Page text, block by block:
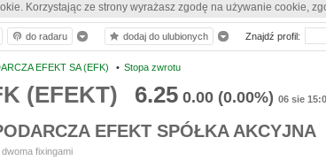
Korzystając ze strony wyrażasz zgodę na używanie cookie,
EFEKT SA (EFK) • Stopa zwrotu
(EFEKT) 6.25 0.00 (0.00%) 06 sie
EFEKT SPÓŁKA AKCYJNA
fixingami
do radaru dodaj do ulubionych Znajdź profil: